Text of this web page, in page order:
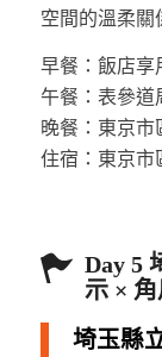
空間的溫柔關
早餐：飯店享
午餐：表參道
晚餐：東京市
住宿：東京市
Day 5
示 ×
埼玉縣